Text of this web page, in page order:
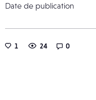
Date de publication
1 24 0